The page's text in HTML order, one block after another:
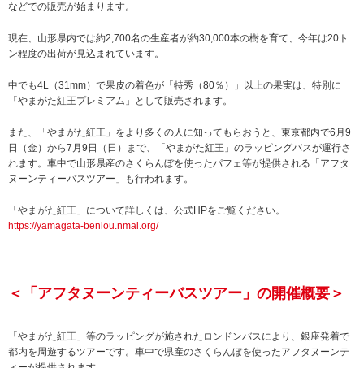
などでの販売が始まります。
現在、山形県内では約2,700名の生産者が約30,000本の樹を育て、今年は20ト
ン程度の出荷が見込まれています。
中でも4L（31mm）で果皮の着色が「特秀（80％）」以上の果実は、特別に
「やまがた紅王プレミアム」として販売されます。
また、「やまがた紅王」をより多くの人に知ってもらおうと、東京都内で6月9
日（金）から7月9日（日）まで、「やまがた紅王」のラッピングバスが運行さ
れます。車中で山形県産のさくらんぼを使ったパフェ等が提供される「アフタ
ヌーンティーバスツアー」も行われます。
「やまがた紅王」について詳しくは、公式HPをご覧ください。
https://yamagata-beniou.nmai.org/
＜「アフタヌーンティーバスツアー」の開催概要＞
「やまがた紅王」等のラッピングが施されたロンドンバスにより、銀座発着で
都内を周遊するツアーです。車中で県産のさくらんぼを使ったアフタヌーンテ